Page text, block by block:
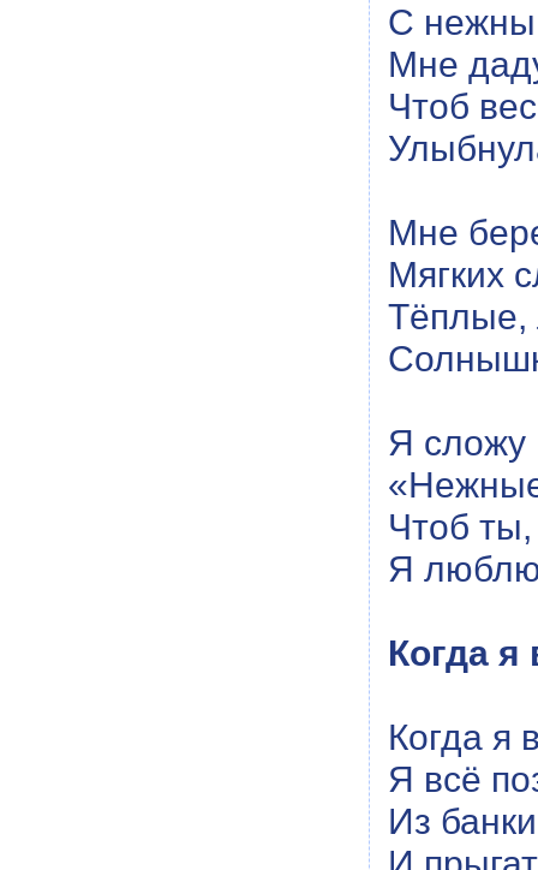
С
Мне
Чтоб
Мне
Мягких
Тёплые,
Я сложу
Чтоб
Я
Когда я
Когда я
Я всё
Из